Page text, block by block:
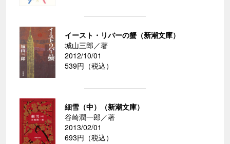
イースト・リバーの蟹（新潮文庫）
城山三郎／著
2012/10/01
539円（税込）
細雪（中）（新潮文庫）
谷崎潤一郎／著
2013/02/01
693円（税込）